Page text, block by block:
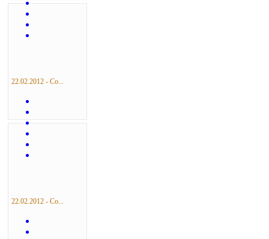
22.02.2012 - Со...
22.02.2012 - Со...